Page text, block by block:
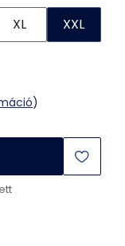
XL XXL
)